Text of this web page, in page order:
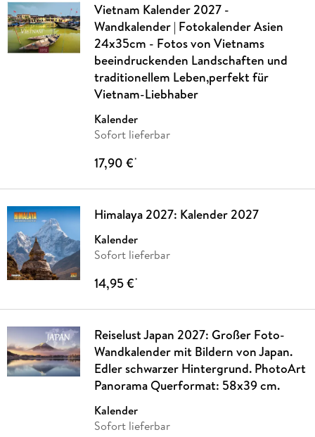
Vietnam Kalender 2027 -
Wandkalender | Fotokalender Asien
24x35cm - Fotos von Vietnams
beeindruckenden Landschaften und
traditionellem Leben,perfekt für
Vietnam-Liebhaber
Kalender
Sofort lieferbar
17,90 €*
Himalaya 2027: Kalender 2027
Kalender
Sofort lieferbar
14,95 €*
Reiselust Japan 2027: Großer Foto-
Wandkalender mit Bildern von Japan.
Edler schwarzer Hintergrund. PhotoArt
Panorama Querformat: 58x39 cm.
Kalender
Sofort lieferbar